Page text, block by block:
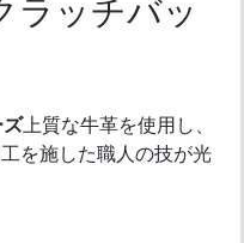
ラッチバッ
上質な牛革を使用し、
を施した職人の技が光